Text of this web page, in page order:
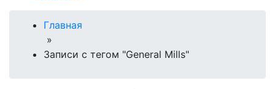
Главная
»
Записи с тегом "General Mills"